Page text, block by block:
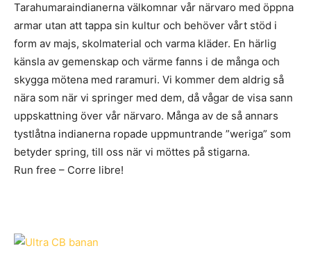
Tarahumaraindianerna välkomnar vår närvaro med öppna
armar utan att tappa sin kultur och behöver vårt stöd i
form av majs, skolmaterial och varma kläder. En härlig
känsla av gemenskap och värme fanns i de många och
skygga mötena med raramuri. Vi kommer dem aldrig så
nära som när vi springer med dem, då vågar de visa sann
uppskattning över vår närvaro. Många av de så annars
tystlåtna indianerna ropade uppmuntrande ”weriga” som
betyder spring, till oss när vi möttes på stigarna.
Run free – Corre libre!